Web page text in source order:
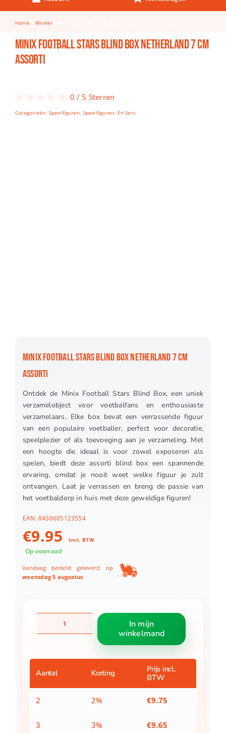
Keuken & Tafelen
Kinderfietsen
Knutselen
Puzzels
Home Winkel
Minix Football Stars Blind Box Netherland 7 cm
assorti
0 / 5 Sterren
Categorieën: Speelfiguren, Speelfiguren- En Sets
MINIX FOOTBALL STARS BLIND BOX NETHERLAND 7 CM
ASSORTI
Ontdek de Minix Football Stars Blind Box, een uniek
verzamelobject voor voetbalfans en enthousiaste
verzamelaars. Elke box bevat een verrassende figuur
van een populaire voetballer, perfect voor decoratie,
speelplezier of als toevoeging aan je verzameling. Met
een hoogte die ideaal is voor zowel exposeren als
spelen, biedt deze assorti blind box een spannende
ervaring, omdat je nooit weet welke figuur je zult
ontvangen. Laat je verrassen en breng de passie van
het voetbaldorp in huis met deze geweldige figuren!
EAN:8436605123554
€9.95 Incl. BTW
Op voorraad
Vandaag besteld geleverd op
woensdag 5 augustus
Football
Box
cm
In mijn
winkelmand
Aantal Korting
Prijs incl.
BTW
2 2% €9.75
3 3% €9.65